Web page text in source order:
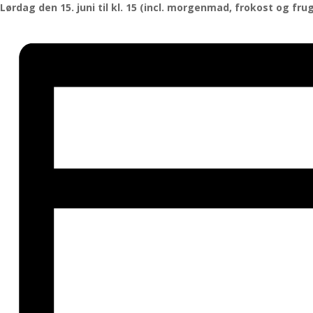
Lørdag den 15. juni til kl. 15 (incl. morgenmad, frokost og